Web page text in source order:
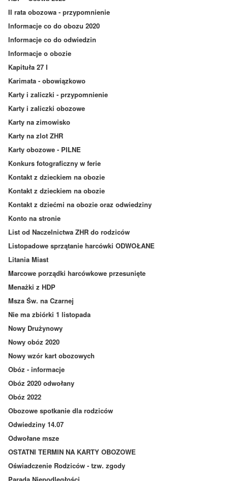
II rata obozowa - przypomnienie
Informacje co do obozu 2020
Informacje co do odwiedzin
Informacje o obozie
Kapituła 27 I
Karimata - obowiązkowo
Karty i zaliczki - przypomnienie
Karty i zaliczki obozowe
Karty na zimowisko
Karty na zlot ZHR
Karty obozowe - PILNE
Konkurs fotograficzny w ferie
Kontakt z dzieckiem na obozie
Kontakt z dzieckiem na obozie
Kontakt z dziećmi na obozie oraz odwiedziny
Konto na stronie
List od Naczelnictwa ZHR do rodziców
Listopadowe sprzątanie harcówki ODWOŁANE
Litania Miast
Marcowe porządki harcówkowe przesunięte
Menażki z HDP
Msza Św. na Czarnej
Nie ma zbiórki 1 listopada
Nowy Drużynowy
Nowy obóz 2020
Nowy wzór kart obozowych
Obóz - informacje
Obóz 2020 odwołany
Obóz 2022
Obozowe spotkanie dla rodziców
Odwiedziny 14.07
Odwołane msze
OSTATNI TERMIN NA KARTY OBOZOWE
Oświadczenie Rodziców - tzw. zgody
Parada Niepodległości